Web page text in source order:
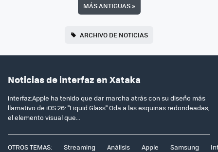
MÁS ANTIGUAS»
ARCHIVO DE NOTICIAS
Noticias de interfaz en Xataka
interfaz:Apple ha tenido que dar marcha atrás con su diseño más
llamativo de iOS 26: "Liquid Glass".Oda a las esquinas redondeadas,
el elemento visual que...
OTROS TEMAS: Streaming Análisis Apple Samsung